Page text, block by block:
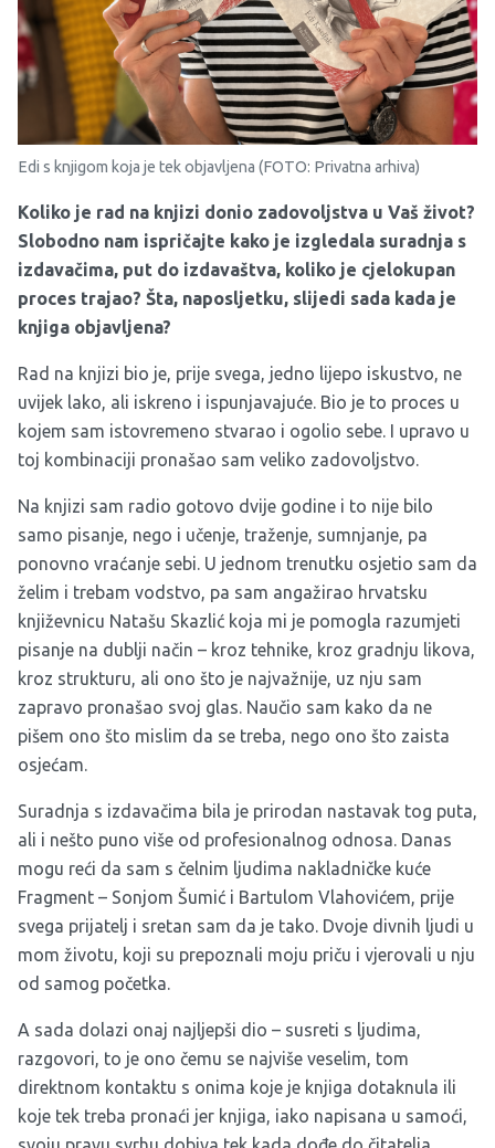
Edi s knjigom koja je tek objavljena (FOTO: Privatna arhiva)
Koliko je rad na knjizi donio zadovoljstva u Vaš život?
Slobodno nam ispričajte kako je izgledala suradnja s
izdavačima, put do izdavaštva, koliko je cjelokupan
proces trajao? Šta, naposljetku, slijedi sada kada je
knjiga objavljena?
Rad na knjizi bio je, prije svega, jedno lijepo iskustvo, ne
uvijek lako, ali iskreno i ispunjavajuće. Bio je to proces u
kojem sam istovremeno stvarao i ogolio sebe. I upravo u
toj kombinaciji pronašao sam veliko zadovoljstvo.
Na knjizi sam radio gotovo dvije godine i to nije bilo
samo pisanje, nego i učenje, traženje, sumnjanje, pa
ponovno vraćanje sebi. U jednom trenutku osjetio sam da
želim i trebam vodstvo, pa sam angažirao hrvatsku
književnicu Natašu Skazlić koja mi je pomogla razumjeti
pisanje na dublji način – kroz tehnike, kroz gradnju likova,
kroz strukturu, ali ono što je najvažnije, uz nju sam
zapravo pronašao svoj glas. Naučio sam kako da ne
pišem ono što mislim da se treba, nego ono što zaista
osjećam.
Suradnja s izdavačima bila je prirodan nastavak tog puta,
ali i nešto puno više od profesionalnog odnosa. Danas
mogu reći da sam s čelnim ljudima nakladničke kuće
Fragment – Sonjom Šumić i Bartulom Vlahovićem, prije
svega prijatelj i sretan sam da je tako. Dvoje divnih ljudi u
mom životu, koji su prepoznali moju priču i vjerovali u nju
od samog početka.
A sada dolazi onaj najljepši dio – susreti s ljudima,
razgovori, to je ono čemu se najviše veselim, tom
direktnom kontaktu s onima koje je knjiga dotaknula ili
koje tek treba pronaći jer knjiga, iako napisana u samoći,